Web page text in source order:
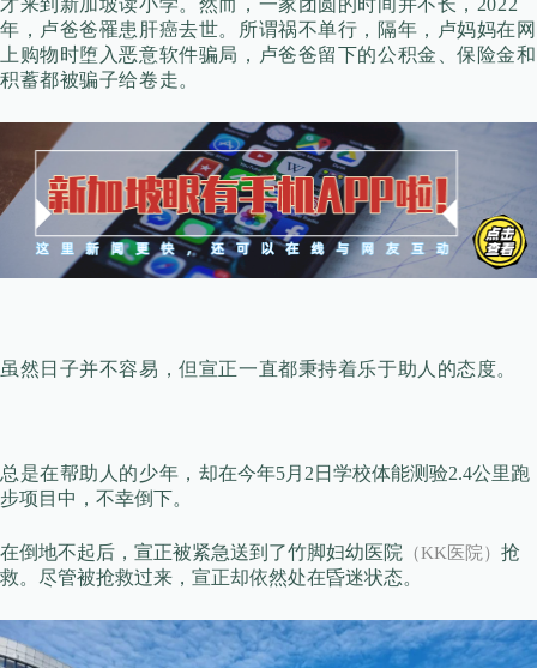
才来到新加坡读小学。然而，一家团圆的时间并不长，2022
年， 卢爸爸罹患肝癌去世。所谓祸不单行，隔年，卢妈妈在网
上购物时堕入恶意软件骗局，卢爸爸留下的公积金、保险金和
积蓄都被骗子给卷走。
虽然日子并不容易，但宣正一直都秉持着乐于助人的态度。
总是在帮助人的少年， 却在今年5月2日学校体能测验2.4公里跑
步项目中，不幸倒下。
在倒地不起后，宣正被紧急送到了竹脚妇幼医院 （KK医院） 抢
救。尽管被抢救过来，宣正却依然处在昏迷状态。